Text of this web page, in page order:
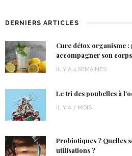
DERNIERS ARTICLES
Cure détox organisme
accompagner son
IL Y A 4 SEMAINES
Le tri des poubelles à
IL Y A 7 MOIS
Probiotiques ? Quelles
utilisations ?